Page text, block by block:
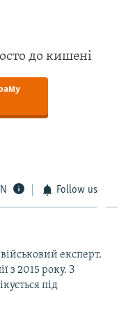
до кишені
Follow us
експерт.
з 2015 року. З
під